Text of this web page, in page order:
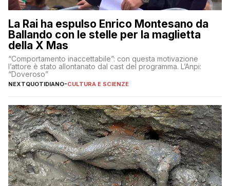
La Rai ha espulso Enrico Montesano da
Ballando con le stelle per la maglietta
della X Mas
“Comportamento inaccettabile”: con questa motivazione
l’attore è stato allontanato dal cast del programma. L’Anpi:
“Doveroso”
NEXTQUOTIDIANO-CULTURA E SCIENZE